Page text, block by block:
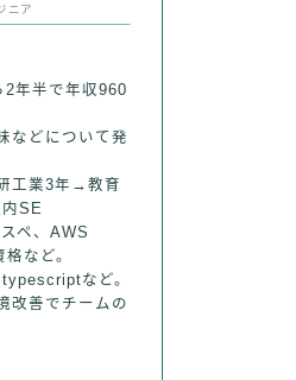
ニア
年半で年収960
などについて発
工業3年→教育
SE
ペ、AWS
など。
など。
改善でチームの